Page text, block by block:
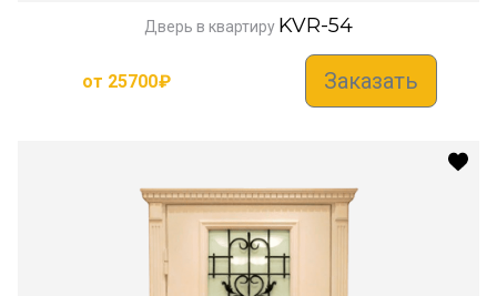
Дверь в квартиру KVR-54
от 25700₽ Заказать